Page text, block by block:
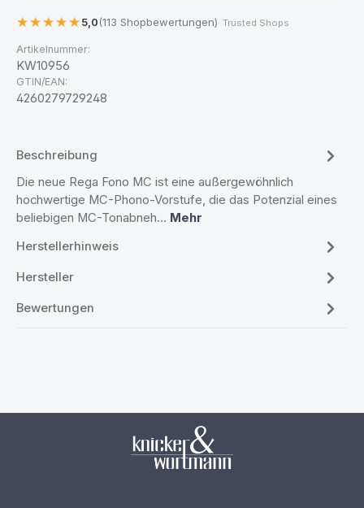
5,0(113 Shopbewertungen)· Trusted Shops
Artikelnummer:
KW10956
GTIN/EAN:
4260279729248
Beschreibung
Die neue Rega Fono MC ist eine außergewöhnlich
hochwertige MC-Phono-Vorstufe, die das Potenzial eines
beliebigen MC-Tonabneh… Mehr
Herstellerhinweis
Hersteller
Bewertungen